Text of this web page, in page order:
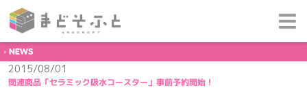
NEWS
2015/08/01
関連商品「セラミック吸水コースター」事前予約開始！